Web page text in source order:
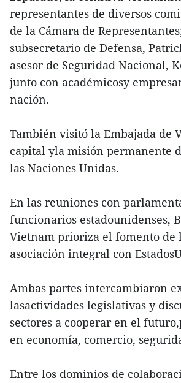
representantes de diversos
de la Cámara de
subsecretario de Defensa,
asesor de Seguridad Nacional,
junto con académicosy
nación.
También visitó la Embajada de
capital yla misión permanente
las Naciones Unidas.
En las reuniones con
funcionarios estadounidenses,
Vietnam prioriza el fomento de
asociación integral con
Ambas partes intercambiaron
lasactividades legislativas y
sectores a cooperar en el
en economía, comercio,
Entre los dominios de